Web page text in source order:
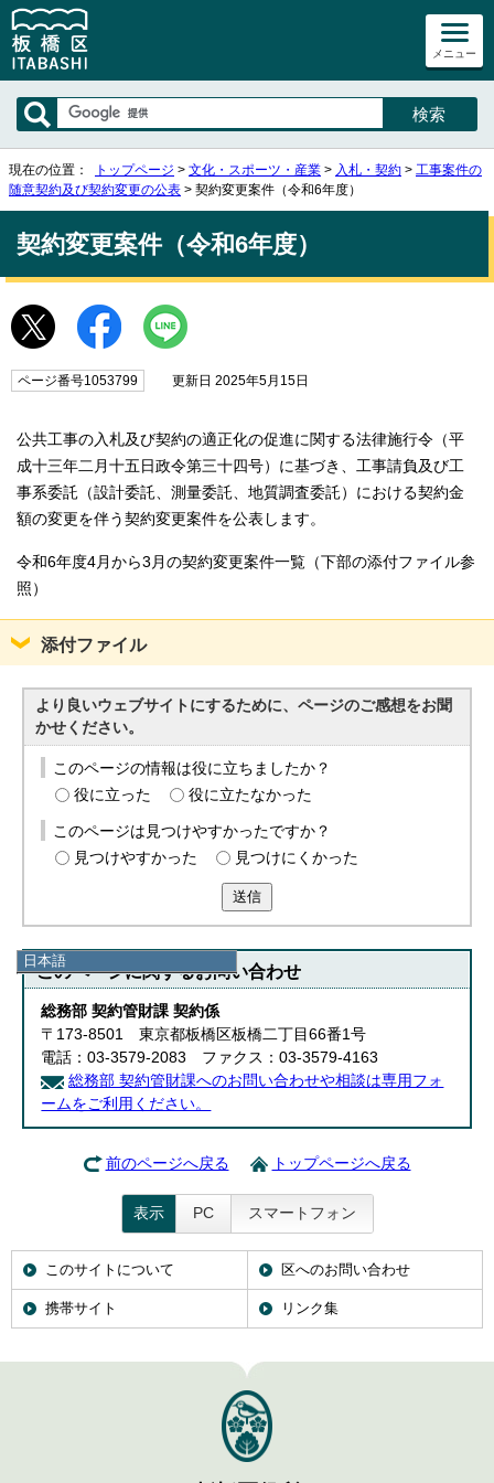
メニュー
日本語
日本語
English
한국어
简体中文
繁體中文
現在の位置： トップページ > 文化・スポーツ・産業 > 入札・契約 > 工事案件の
随意契約及び契約変更の公表 > 契約変更案件（令和6年度）
契約変更案件（令和6年度）
ページ番号1053799 更新日 2025年5月15日
公共工事の入札及び契約の適正化の促進に関する法律施行令（平
成十三年二月十五日政令第三十四号）に基づき、工事請負及び工
事系委託（設計委託、測量委託、地質調査委託）における契約金
額の変更を伴う契約変更案件を公表します。
令和6年度4月から3月の契約変更案件一覧（下部の添付ファイル参
照）
添付ファイル
より良いウェブサイトにするために、ページのご感想をお聞
かせください。
このページの情報は役に立ちましたか？
役に立った
役に立たなかった
このページは見つけやすかったですか？
見つけやすかった
見つけにくかった
送信
このページに関するお問い合わせ
総務部 契約管財課 契約係
〒173-8501 東京都板橋区板橋二丁目66番1号
電話：03-3579-2083 ファクス：03-3579-4163
総務部 契約管財課へのお問い合わせや相談は専用フォ
ームをご利用ください。
前のページへ戻る トップページへ戻る
表示 PC スマートフォン
このサイトについて 区へのお問い合わせ
携帯サイト リンク集